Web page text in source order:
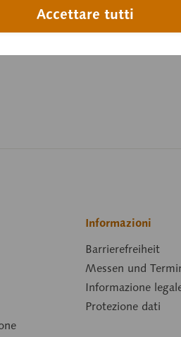
Informazioni
Barrierefreiheit
Messen und
Informazione
Protezione dati
Accettare tutti